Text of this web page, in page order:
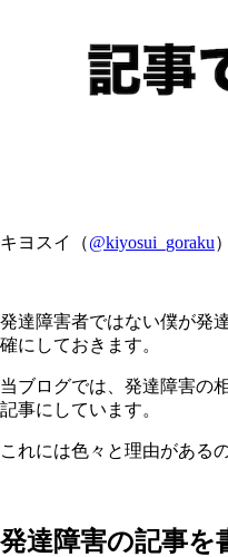
キヨスイ（@kiyosui_goraku
発達障害者ではない僕が発
確にしておきます。
当ブログでは、発達障害の
記事にしています。
これには色々と理由がある
発達障害の記事を